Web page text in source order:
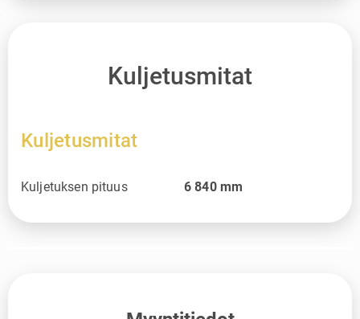
Kuljetusmitat
Kuljetusmitat
Kuljetuksen pituus 6 840 mm